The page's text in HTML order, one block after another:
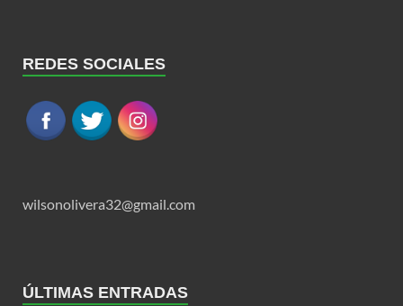
REDES SOCIALES
wilsonolivera32@gmail.com
ÚLTIMAS ENTRADAS